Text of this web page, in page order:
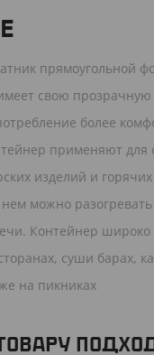
прямоугольной
свою
более
применяют для
изделий и
можно
Контейнер
суши барах,
на пикниках